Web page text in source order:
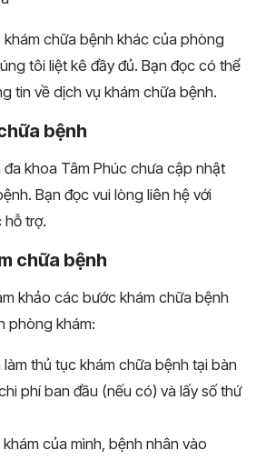
chữa bệnh khác của phòng
tôi liệt kê đầy đủ. Bạn đọc có thể
tin về dịch vụ khám chữa bệnh.
bệnh
khoa Tâm Phúc chưa cập nhật
Bạn đọc vui lòng liên hệ với
hỗ trợ.
chữa bệnh
khảo các bước khám chữa bệnh
phòng khám:
làm thủ tục khám chữa bệnh tại bàn
phí ban đầu (nếu có) và lấy số thứ
của mình, bệnh nhân vào